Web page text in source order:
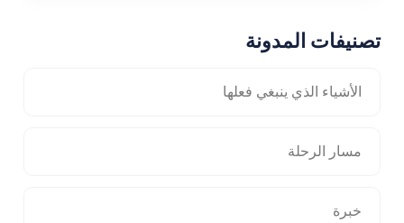
تصنيفات المدونة
الأشياء الذي ينبغي فعلها
مسار الرحلة
خبرة